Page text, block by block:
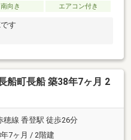
南向き エアコン付き
す
船町長船 築38年7ヶ月 2
穂線 香登駅 徒歩26分
7ヶ月 / 2階建